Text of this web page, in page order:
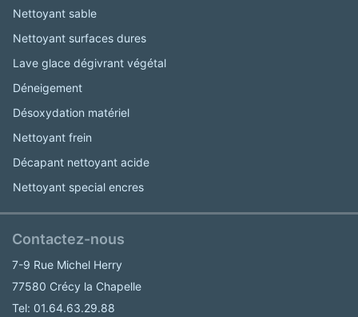
Nettoyant sable
Nettoyant surfaces dures
Lave glace dégivrant végétal
Déneigement
Désoxydation matériel
Nettoyant frein
Décapant nettoyant acide
Nettoyant special encres
Contactez-nous
7-9 Rue Michel Herry
77580 Crécy la Chapelle
Tel: 01.64.63.29.88